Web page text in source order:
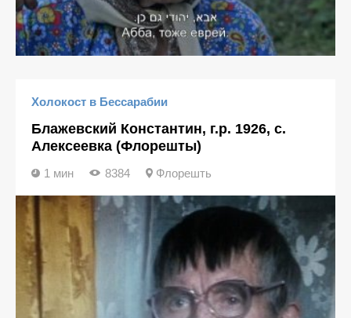
Холокост в Бессарабии
Блажевский Константин, г.р. 1926, с.
Алексеевка (Флорешты)
1 мин 8384 Флорешть